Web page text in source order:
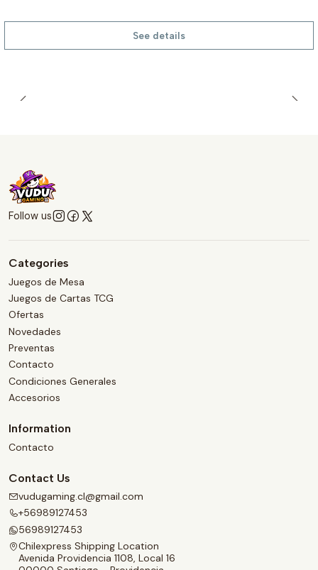
See details
Follow us
Categories
Juegos de Mesa
Juegos de Cartas TCG
Ofertas
Novedades
Preventas
Contacto
Condiciones Generales
Accesorios
Information
Contacto
Contact Us
vudugaming.cl@gmail.com
+56989127453
56989127453
Chilexpress Shipping Location
Avenida Providencia 1108, Local 16